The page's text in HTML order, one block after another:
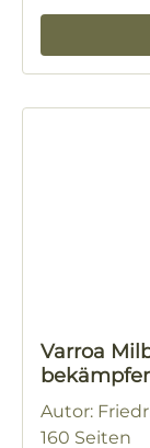
Varroa
Autor:
160 Seiten